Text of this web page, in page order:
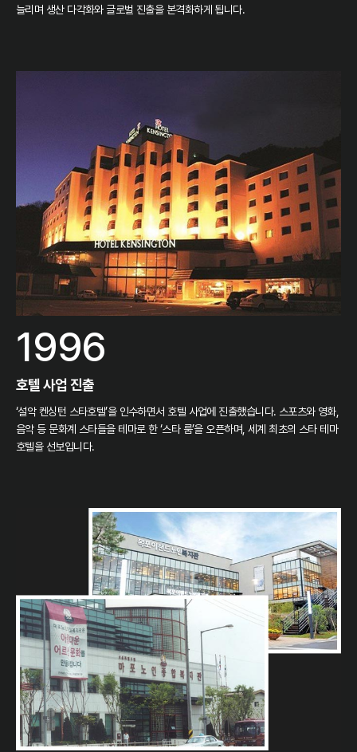
늘리며 생산 다각화와 글로벌 진출을 본격화하게 됩니다.
1996
호텔 사업 진출
‘설악 켄싱턴 스타호텔’을 인수하면서 호텔 사업에 진출했습니다. 스포츠와 영화,
음악 등 문화계 스타들을 테마로 한 ‘스타 룸’을 오픈하며, 세계 최초의 스타 테마
호텔을 선보입니다.